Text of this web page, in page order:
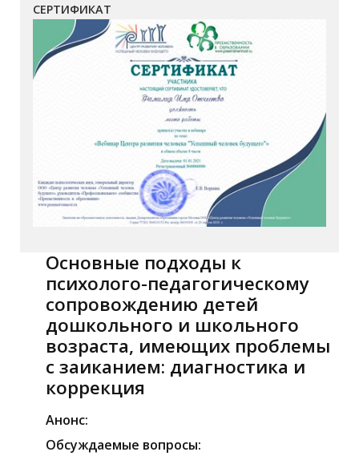
СЕРТИФИКАТ
Основные подходы к
психолого-педагогическому
сопровождению детей
дошкольного и школьного
возраста, имеющих проблемы
с заиканием: диагностика и
коррекция
Анонс:
Обсуждаемые вопросы: